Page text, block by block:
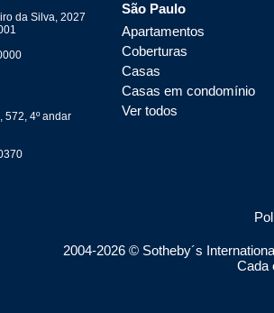
São Paulo
Apartamentos
Coberturas
Casas
Casas em condomínio
Ver todos
da Silva, 2027
572, 4º andar
2004-2026© Sotheby´s
Cada